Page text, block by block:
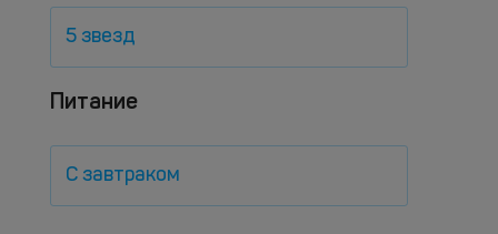
5 звезд
Питание
С завтраком